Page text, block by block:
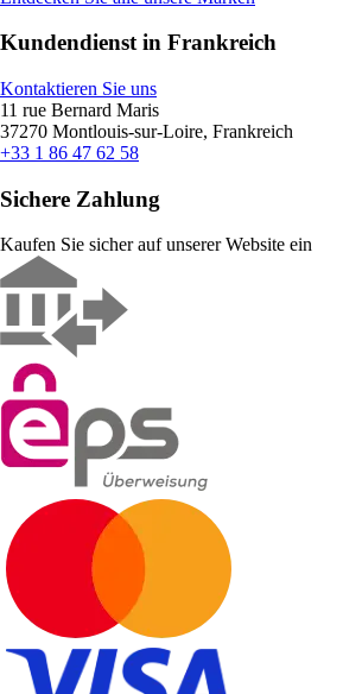
Kundendienst in Frankreich
Kontaktieren Sie uns
11 rue Bernard Maris
37270 Montlouis-sur-Loire, Frankreich
+33 1 86 47 62 58
Sichere Zahlung
Kaufen Sie sicher auf unserer Website ein